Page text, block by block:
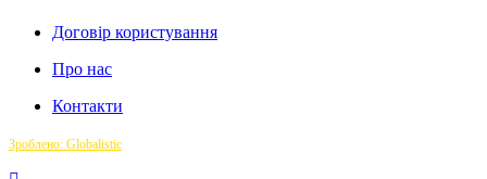
Договір користування
Про нас
Контакти
Зроблено: Globalistic